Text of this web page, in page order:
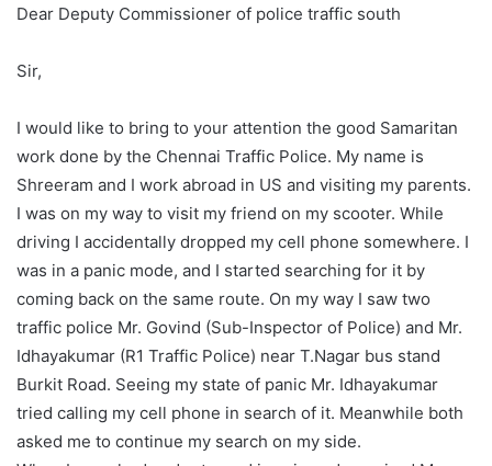
Dear Deputy Commissioner of police traffic south
Sir,
I would like to bring to your attention the good Samaritan
work done by the Chennai Traffic Police. My name is
Shreeram and I work abroad in US and visiting my parents.
I was on my way to visit my friend on my scooter. While
driving I accidentally dropped my cell phone somewhere. I
was in a panic mode, and I started searching for it by
coming back on the same route. On my way I saw two
traffic police Mr. Govind (Sub-Inspector of Police) and Mr.
Idhayakumar (R1 Traffic Police) near T.Nagar bus stand
Burkit Road. Seeing my state of panic Mr. Idhayakumar
tried calling my cell phone in search of it. Meanwhile both
asked me to continue my search on my side.